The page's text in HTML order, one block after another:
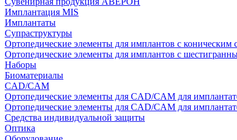
Имплантация MIS
Имплантаты
Супраструктуры
Ортопедические элементы для имплантов с коническим
Ортопедические элементы для имплантов с
Наборы
Биоматериалы
CAD/CAM
Ортопедические элементы для CAD/CAM для
Ортопедические элементы для CAD/CAM для
Средства индивидуальной защиты
Оптика